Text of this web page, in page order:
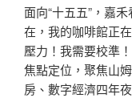
面向“十五五”，嘉
在，我的咖啡館正
壓力！我需要校準
焦點定位，聚焦山
房、數字經濟四年